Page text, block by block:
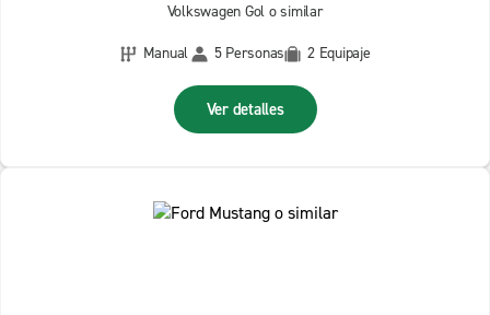
Volkswagen Gol o similar
Manual
5 Personas 2 Equipaje
Ver detalles